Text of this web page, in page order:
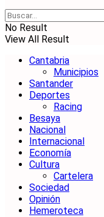
No Result
View All Result
Cantabria
Municipios
Santander
Deportes
Racing
Besaya
Nacional
Internacional
Economía
Cultura
Cartelera
Sociedad
Opinión
Hemeroteca